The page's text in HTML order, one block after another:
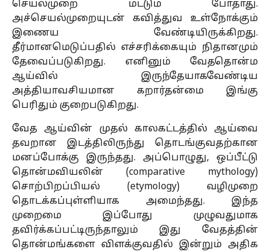
செயல்முறை மட்டும் போதாது.
அச்செயல்முறையுடன் கவித்துவ உள்நோக்கும்
இணைய வேண்டியிருக்கிறது.
தீர்மானமெடுப்பதில் எச்சரிக்கையும் நிதானமும்
தேவைப்படுகிறது. எனினும் வேததொன்ம
ஆய்வில் இருந்தேயாகவேண்டிய
அத்தியாவசியமான கறார்தன்மை இங்கு
பெரிதும் குறைபடுகிறது.
வேத ஆய்வின் முதல் காலகட்டத்தில் ஆய்வை
தவறான இடத்திலிருந்து தொடங்குவதற்கான
மனப்போக்கு இருந்தது. அப்பொழுது, ஒப்பீட்டு
தொன்மவியலின் (comparative mythology)
சொற்பிறப்பியல் (etymology) வழிமுறை
தொடக்கப்புள்ளியாக அமைந்தது. இந்த
முறைமை இப்போது முழுவதுமாக
தவிர்க்கப்பட்டிருந்தாலும் இது வேதத்தின்
தொன்மங்களை விளக்குவதில் இன்றும் அதிக